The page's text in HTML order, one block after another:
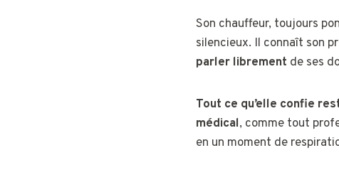
Son chauffeur, toujours
silencieux. Il connaît son
parler librement de ses
Tout ce qu’elle confie
médical, comme tout
en un moment de